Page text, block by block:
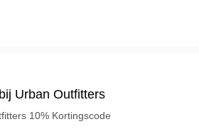
Urban Outfitters
10% Kortingscode